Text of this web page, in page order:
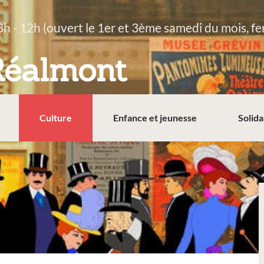
- 12h (ouvert le 1er et 3ème samedi du mois,
Culture Enfance et jeunesse